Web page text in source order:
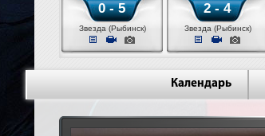
0 - 5
Звезда (Рыбинск)
2 - 4
Звезда (Рыбинск)
Календарь